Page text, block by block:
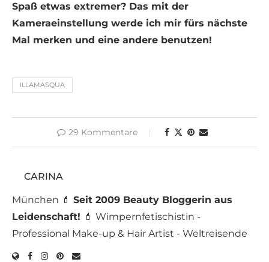
Spaß etwas extremer? Das mit der
Kameraeinstellung werde ich mir fürs nächste
Mal merken und eine andere benutzen!
ILLAMASQUA
29 Kommentare
CARINA
München 💄 Seit 2009 Beauty Bloggerin aus
Leidenschaft! 💄 Wimpernfetischistin -
Professional Make-up & Hair Artist - Weltreisende